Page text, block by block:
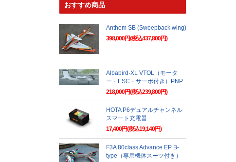
おすすめ商品
Anthem SB (Sweepback wing)
398,000円(税込437,800円)
Albabird-XL VTOL（モータ
ー・ESC・サーボ付き）PNP
218,000円(税込239,800円)
HOTA P6デュアルチャンネル
スマート充電器
17,400円(税込19,140円)
F3A 80class Advance EP B-
type（専用機体スーツ付き）